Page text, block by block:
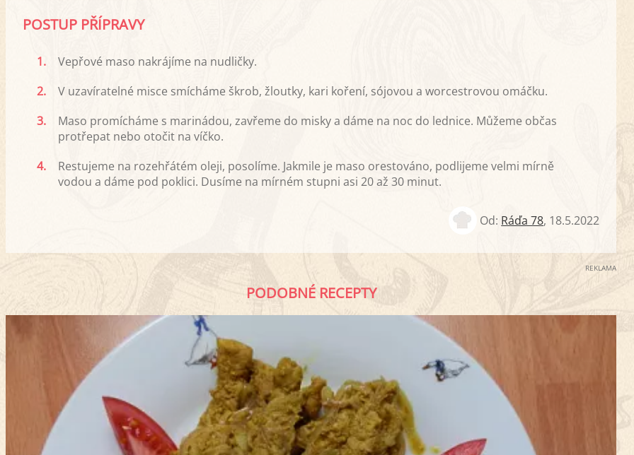
POSTUP PŘÍPRAVY
1.
Vepřové maso nakrájíme na nudličky.
2.
V uzavíratelné misce smícháme škrob, žloutky, kari koření, sójovou a worcestrovou omáčku.
3.
Maso promícháme s marinádou, zavřeme do misky a dáme na noc do lednice. Můžeme občas
protřepat nebo otočit na víčko.
4.
Restujeme na rozehřátém oleji, posolíme. Jakmile je maso orestováno, podlijeme velmi mírně
vodou a dáme pod poklici. Dusíme na mírném stupni asi 20 až 30 minut.
Od: Ráďa 78, 18.5.2022
REKLAMA
PODOBNÉ RECEPTY